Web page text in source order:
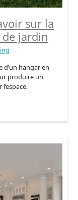
sur la
jardin
hangar en
produire un